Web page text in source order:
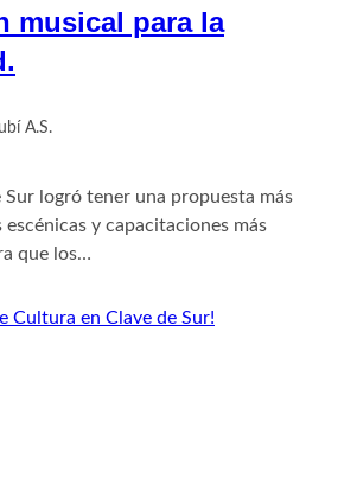
musical para la
A.S.
Sur logró tener una propuesta más
y capacitaciones más
que los…